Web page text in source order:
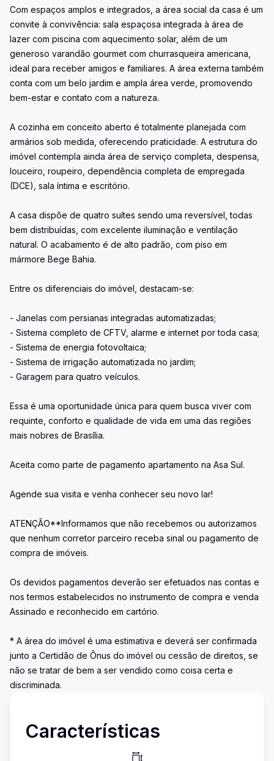
Com espaços amplos e integrados, a área social da casa é um
convite à convivência: sala espaçosa integrada à área de
lazer com piscina com aquecimento solar, além de um
generoso varandão gourmet com churrasqueira americana,
ideal para receber amigos e familiares. A área externa também
conta com um belo jardim e ampla área verde, promovendo
bem-estar e contato com a natureza.
A cozinha em conceito aberto é totalmente planejada com
armários sob medida, oferecendo praticidade. A estrutura do
imóvel contempla ainda área de serviço completa, despensa,
louceiro, roupeiro, dependência completa de empregada
(DCE), sala íntima e escritório.
A casa dispõe de quatro suítes sendo uma reversível, todas
bem distribuídas, com excelente iluminação e ventilação
natural. O acabamento é de alto padrão, com piso em
mármore Bege Bahia.
Entre os diferenciais do imóvel, destacam-se:
- Janelas com persianas integradas automatizadas;
- Sistema completo de CFTV, alarme e internet por toda casa;
- Sistema de energia fotovoltaica;
- Sistema de irrigação automatizada no jardim;
- Garagem para quatro veículos.
Essa é uma oportunidade única para quem busca viver com
requinte, conforto e qualidade de vida em uma das regiões
mais nobres de Brasília.
Aceita como parte de pagamento apartamento na Asa Sul.
Agende sua visita e venha conhecer seu novo lar!
ATENÇÃO**Informamos que não recebemos ou autorizamos
que nenhum corretor parceiro receba sinal ou pagamento de
compra de imóveis.
Os devidos pagamentos deverão ser efetuados nas contas e
nos termos estabelecidos no instrumento de compra e venda
Assinado e reconhecido em cartório.
* A área do imóvel é uma estimativa e deverá ser confirmada
junto a Certidão de Ônus do imóvel ou cessão de direitos, se
não se tratar de bem a ser vendido como coisa certa e
discriminada.
Características